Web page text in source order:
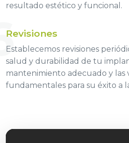
resultado estético y funcional.
Revisiones
Establecemos revisiones
salud y durabilidad de tu
mantenimiento adecuado y las
fundamentales para su éxito a